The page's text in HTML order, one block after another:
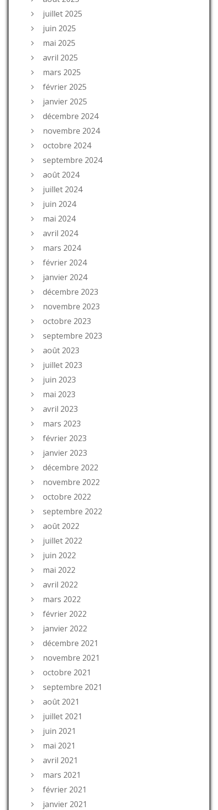
juillet 2025
juin 2025
mai 2025
avril 2025
mars 2025
février 2025
janvier 2025
décembre 2024
novembre 2024
octobre 2024
septembre 2024
août 2024
juillet 2024
juin 2024
mai 2024
avril 2024
mars 2024
février 2024
janvier 2024
décembre 2023
novembre 2023
octobre 2023
septembre 2023
août 2023
juillet 2023
juin 2023
mai 2023
avril 2023
mars 2023
février 2023
janvier 2023
décembre 2022
novembre 2022
octobre 2022
septembre 2022
août 2022
juillet 2022
juin 2022
mai 2022
avril 2022
mars 2022
février 2022
janvier 2022
décembre 2021
novembre 2021
octobre 2021
septembre 2021
août 2021
juillet 2021
juin 2021
mai 2021
avril 2021
mars 2021
février 2021
janvier 2021